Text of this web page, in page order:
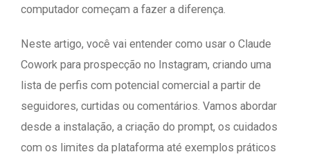
computador começam a fazer a diferença.
Neste artigo, você vai entender como usar o Claude
Cowork para prospecção no Instagram, criando uma
lista de perfis com potencial comercial a partir de
seguidores, curtidas ou comentários. Vamos abordar
desde a instalação, a criação do prompt, os cuidados
com os limites da plataforma até exemplos práticos